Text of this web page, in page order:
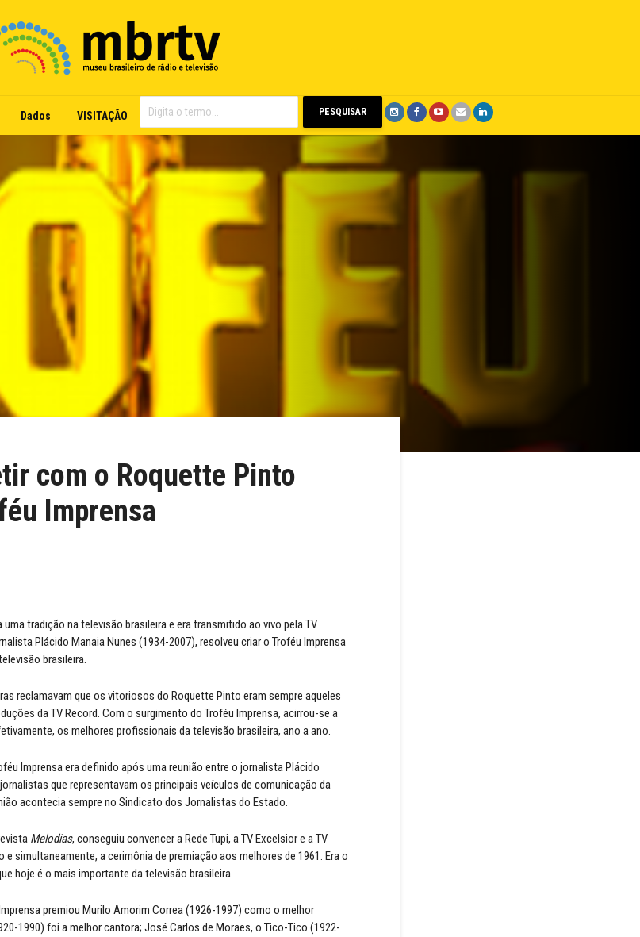
Dados VISITAÇÃO PESQUISAR
com o Roquette Pinto
Imprensa
tradição na televisão brasileira e era transmitido ao vivo pela TV
Plácido Manaia Nunes (1934-2007), resolveu criar o Troféu Imprensa
brasileira.
reclamavam que os vitoriosos do Roquette Pinto eram sempre aqueles
da TV Record. Com o surgimento do Troféu Imprensa, acirrou-se a
os melhores profissionais da televisão brasileira, ano a ano.
Imprensa era definido após uma reunião entre o jornalista Plácido
que representavam os principais veículos de comunicação da
acontecia sempre no Sindicato dos Jornalistas do Estado.
Melodias, conseguiu convencer a Rede Tupi, a TV Excelsior e a TV
simultaneamente, a cerimônia de premiação aos melhores de 1961. Era o
hoje é o mais importante da televisão brasileira.
premiou Murilo Amorim Correa (1926-1997) como o melhor
1990) foi a melhor cantora; José Carlos de Moraes, o Tico-Tico (1922-